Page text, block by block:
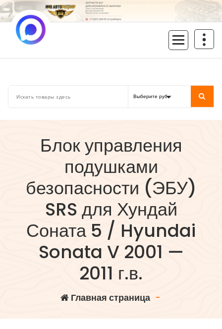
Перейти
к
содержимому
Блок управления
подушками
безопасности (ЭБУ)
SRS для Хундай
Соната 5 / Hyundai
Sonata V 2001 —
2011 г.в.
Главная страница-